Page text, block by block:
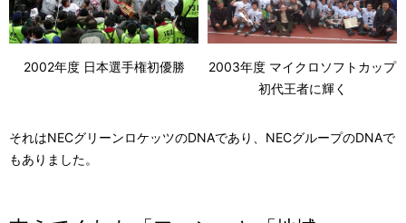
2002年度 日本選手権初優勝
2003年度 マイクロソフトカップ
初代王者に輝く
それはNECグリーンロケッツのDNAであり、NECグループのDNAで
もありました。